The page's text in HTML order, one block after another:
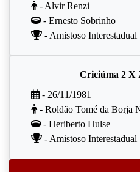
- Alvir Renzi
- Ernesto Sobrinho
- Amistoso Interestadual
Criciúma 2 X
- 26/11/1981
- Roldão Tomé da Borja
- Heriberto Hulse
- Amistoso Interestadual